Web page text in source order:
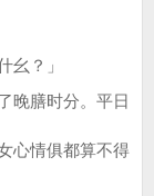
？」
膳时分。平日
心情俱都算不得